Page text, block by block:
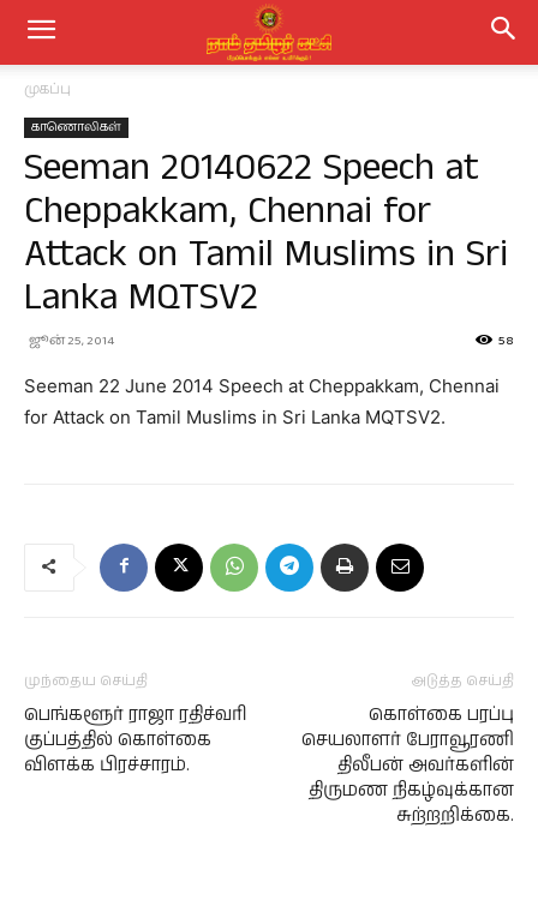
முகப்பு
காணொலிகள்
Seeman 20140622 Speech at
Cheppakkam, Chennai for
Attack on Tamil Muslims in Sri
Lanka MQTSV2
ஜூன் 25, 2014 58
Seeman 22 June 2014 Speech at Cheppakkam, Chennai
for Attack on Tamil Muslims in Sri Lanka MQTSV2.
முந்தைய செய்தி
பெங்களூர் ராஜா ரதிச்வரி
குப்பத்தில் கொள்கை
விளக்க பிரச்சாரம்.
அடுத்த செய்தி
கொள்கை பரப்பு
செயலாளர் பேராவூரணி
திலீபன் அவர்களின்
திருமண நிகழ்வுக்கான
சுற்றறிக்கை.